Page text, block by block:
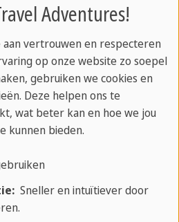
Adventures!
aan vertrouwen en respecteren
op onze website zo soepel
gebruiken we cookies en
Deze helpen ons te
wat beter kan en hoe we jou
kunnen bieden.
Sneller en intuïtiever door